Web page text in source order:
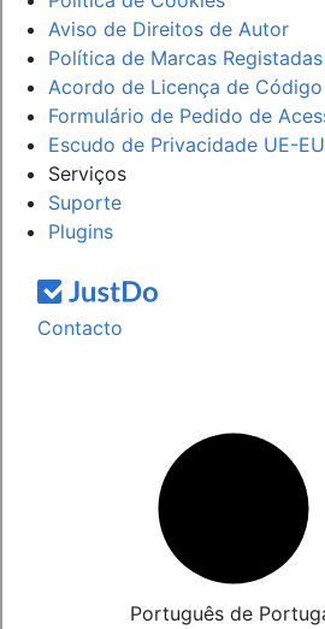
Aviso de Direitos de Autor
Política de Marcas Registadas
Acordo de Licença de
Formulário de Pedido de
Escudo de Privacidade UE-
Serviços
Suporte
Plugins
Contacto
Português de